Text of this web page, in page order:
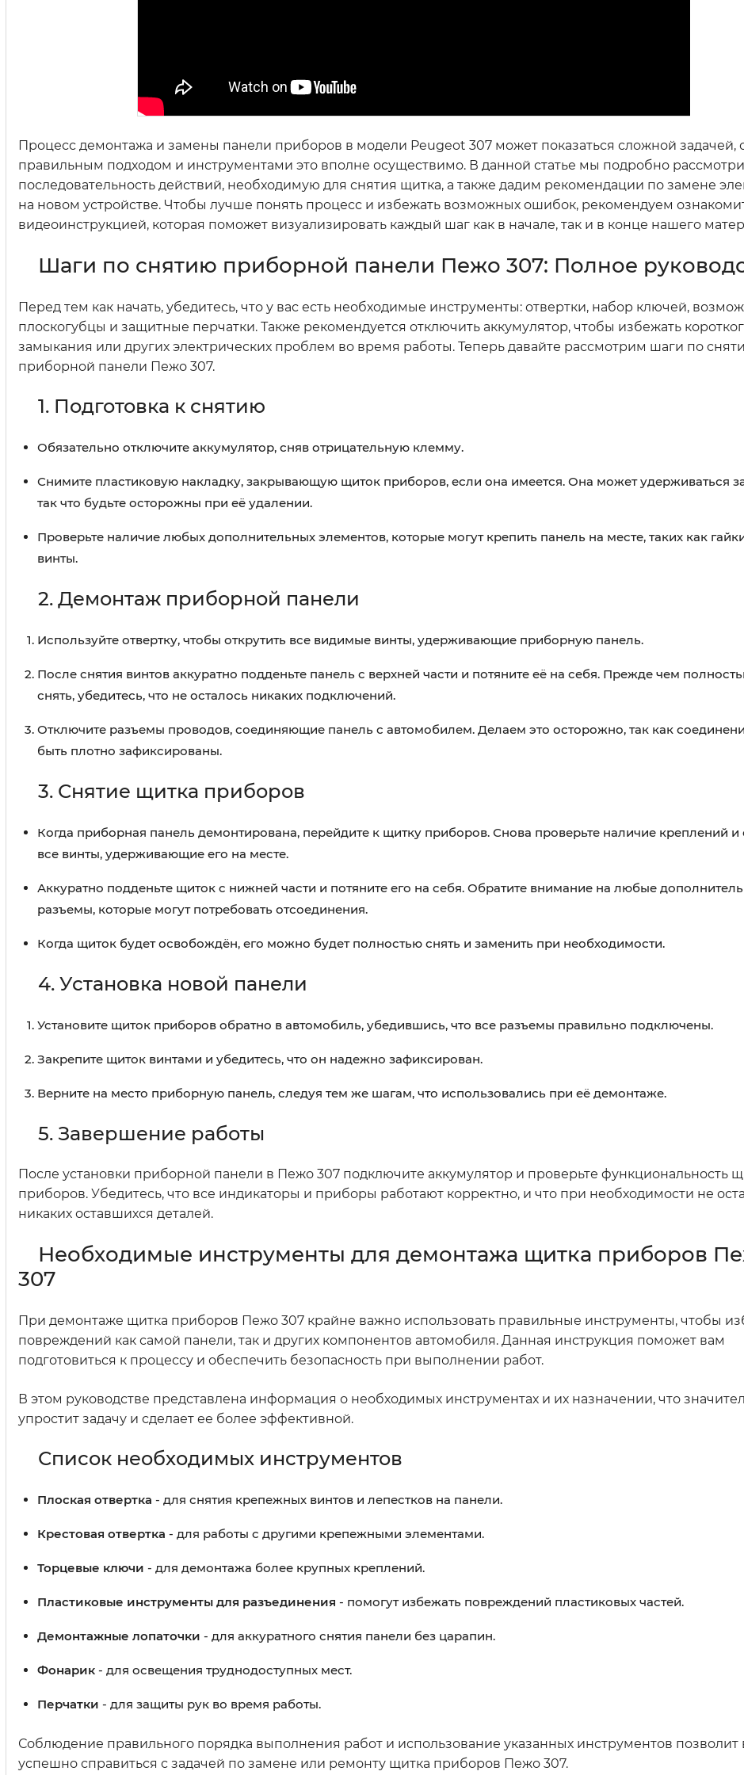
Процесс демонтажа и замены панели приборов в модели Peugeot 307 может показаться сложной задачей,
правильным подходом и инструментами это вполне осуществимо. В данной статье мы подробно
последовательность действий, необходимую для снятия щитка, а также дадим рекомендации по замене
на новом устройстве. Чтобы лучше понять процесс и избежать возможных ошибок, рекомендуем
видеоинструкцией, которая поможет визуализировать каждый шаг как в начале, так и в конце нашего
Шаги по снятию приборной панели Пежо 307: Полное
Перед тем как начать, убедитесь, что у вас есть необходимые инструменты: отвертки, набор ключей,
плоскогубцы и защитные перчатки. Также рекомендуется отключить аккумулятор, чтобы избежать
замыкания или других электрических проблем во время работы. Теперь давайте рассмотрим шаги по
приборной панели Пежо 307.
1. Подготовка к снятию
Обязательно отключите аккумулятор, сняв отрицательную клемму.
Снимите пластиковую накладку, закрывающую щиток приборов, если она имеется. Она может удерживаться
так что будьте осторожны при её удалении.
Проверьте наличие любых дополнительных элементов, которые могут крепить панель на месте, таких как
винты.
2. Демонтаж приборной панели
Используйте отвертку, чтобы открутить все видимые винты, удерживающие приборную панель.
После снятия винтов аккуратно подденьте панель с верхней части и потяните её на себя. Прежде чем
снять, убедитесь, что не осталось никаких подключений.
Отключите разъемы проводов, соединяющие панель с автомобилем. Делаем это осторожно, так как
быть плотно зафиксированы.
3. Снятие щитка приборов
Когда приборная панель демонтирована, перейдите к щитку приборов. Снова проверьте наличие креплений и
все винты, удерживающие его на месте.
Аккуратно подденьте щиток с нижней части и потяните его на себя. Обратите внимание на любые
разъемы, которые могут потребовать отсоединения.
Когда щиток будет освобождён, его можно будет полностью снять и заменить при необходимости.
4. Установка новой панели
Установите щиток приборов обратно в автомобиль, убедившись, что все разъемы правильно подключены.
Закрепите щиток винтами и убедитесь, что он надежно зафиксирован.
Верните на место приборную панель, следуя тем же шагам, что использовались при её демонтаже.
5. Завершение работы
После установки приборной панели в Пежо 307 подключите аккумулятор и проверьте функциональность
приборов. Убедитесь, что все индикаторы и приборы работают корректно, и что при необходимости не
никаких оставшихся деталей.
Необходимые инструменты для демонтажа щитка приборов
307
При демонтаже щитка приборов Пежо 307 крайне важно использовать правильные инструменты, чтобы
повреждений как самой панели, так и других компонентов автомобиля. Данная инструкция поможет вам
подготовиться к процессу и обеспечить безопасность при выполнении работ.
В этом руководстве представлена информация о необходимых инструментах и их назначении, что
упростит задачу и сделает ее более эффективной.
Список необходимых инструментов
Плоская отвертка - для снятия крепежных винтов и лепестков на панели.
Крестовая отвертка - для работы с другими крепежными элементами.
Торцевые ключи - для демонтажа более крупных креплений.
Пластиковые инструменты для разъединения - помогут избежать повреждений пластиковых частей.
Демонтажные лопаточки - для аккуратного снятия панели без царапин.
Фонарик - для освещения труднодоступных мест.
Перчатки - для защиты рук во время работы.
Соблюдение правильного порядка выполнения работ и использование указанных инструментов позволит
успешно справиться с задачей по замене или ремонту щитка приборов Пежо 307.